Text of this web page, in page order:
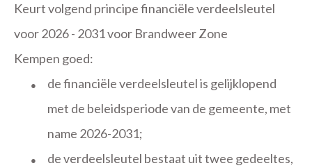
Keurt volgend principe financiële verdeelsleutel
voor 2026 - 2031 voor Brandweer Zone
Kempen goed:
●
de financiële verdeelsleutel is gelijklopend
met de beleidsperiode van de gemeente, met
name 2026-2031;
● de verdeelsleutel bestaat uit twee gedeeltes,